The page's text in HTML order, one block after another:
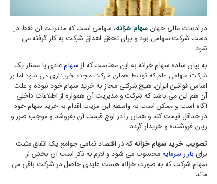
در ادبیات مالی جهان سهام خزانه، سهامی است که مدیریت آن فقط در
دست شرکت سهامی بود و برای تحقق اهداق شرکت به کار گرفته می
شود .
به بیان ساده سهام خزانه به این معناست که از سهام عادی یا ممتاز یک
شرکت سهامی عام که توسط همان شرکت مجدد خریداری می شود اما بر
اساس قوانین ایران، هیچ شرکتی مجاز به خرید سهام خود نبوده و علت
آن هم اين می باشد كه شركت و مديريت آن همواره از اطلاعات داخلي
آگاه است و ممكن است به واسطه اين مزيت اقدام به خرید سهام خود
در حداقل قيمت کند و همان را در اوج قيمت آن بفروشد و موجب ضرر و
زيان فروشنده و خريدار گردد.
تصویب خرید سهام خزانهکه در اقتصاد تمامی جوامع یک اتفاق مثبت
برای بازار سرمایهمحسوب می شود و لازم به ذکر است آن بخش از
سهام شرکت که به صورت خزانه هست عایدی حاصل در شرکت باقی می
ماند.